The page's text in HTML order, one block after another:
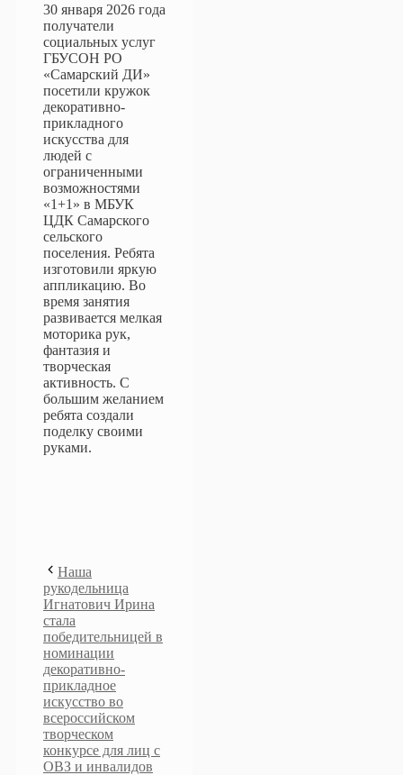
30 января 2026 года
получатели
социальных услуг
ГБУСОН РО
«Самарский ДИ»
посетили кружок
декоративно-
прикладного
искусства для
людей с
ограниченными
возможностями
«1+1» в МБУК
ЦДК Самарского
сельского
поселения. Ребята
изготовили яркую
аппликацию. Во
время занятия
развивается мелкая
моторика рук,
фантазия и
творческая
активность. С
большим желанием
ребята создали
поделку своими
руками.
Наша
рукодельница
Игнатович Ирина
стала
победительницей в
номинации
декоративно-
прикладное
искусство во
всероссийском
творческом
конкурсе для лиц с
ОВЗ и инвалидов